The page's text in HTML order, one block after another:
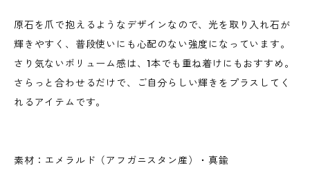
原石を爪で抱えるようなデザインなので、光を取り入れ石が
輝きやすく、普段使いにも心配のない強度になっています。
さり気ないボリューム感は、1本でも重ね着けにもおすすめ。
さらっと合わせるだけで、ご自分らしい輝きをプラスしてく
れるアイテムです。
素材：エメラルド（アフガニスタン産）・真鍮